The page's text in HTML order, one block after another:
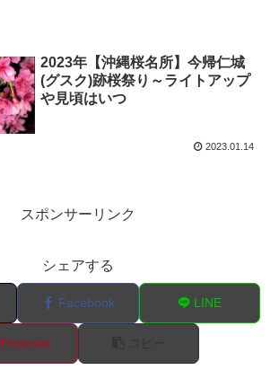
2023年【沖縄桜名所】今帰仁城
(グスク)跡桜祭り～ライトアップ
や見頃はいつ
2023.01.14
スポンサーリンク
シェアする
Facebook LINE
Pinterest